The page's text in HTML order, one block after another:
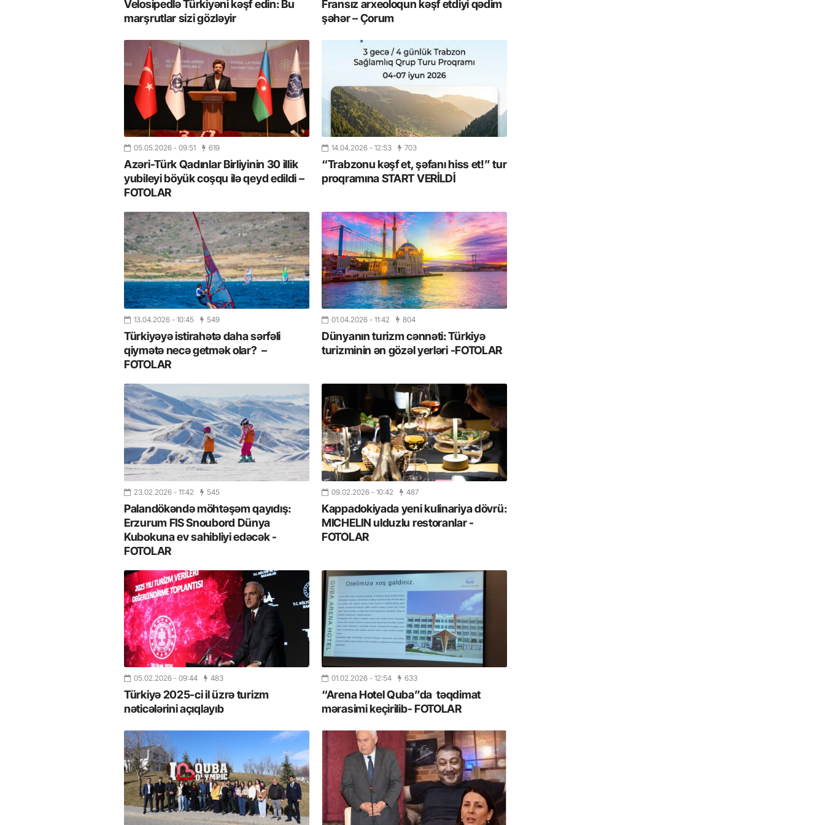
Velosipedlə Türkiyəni kəşf edin: Bu
marşrutlar sizi gözləyir
Fransız arxeoloqun kəşf etdiyi qədim
şəhər – Çorum
05.05.2026 - 09:51 619
Azəri-Türk Qadınlar Birliyinin 30 illik
yubileyi böyük coşqu ilə qeyd edildi –
FOTOLAR
14.04.2026 - 12:53 703
“Trabzonu kəşf et, şəfanı hiss et!” tur
proqramına START VERİLDİ
13.04.2026 - 10:45 549
Türkiyəyə istirahətə daha sərfəli
qiymətə necə getmək olar? –
FOTOLAR
01.04.2026 - 11:42 804
Dünyanın turizm cənnəti: Türkiyə
turizminin ən gözəl yerləri -FOTOLAR
23.02.2026 - 11:42 545
Palandökəndə möhtəşəm qayıdış:
Erzurum FIS Snoubord Dünya
Kubokuna ev sahibliyi edəcək -
FOTOLAR
09.02.2026 - 10:42 487
Kappadokiyada yeni kulinariya dövrü:
MICHELIN ulduzlu restoranlar -
FOTOLAR
05.02.2026 - 09:44 483
Türkiyə 2025-ci il üzrə turizm
nəticələrini açıqlayıb
01.02.2026 - 12:54 633
“Arena Hotel Quba”da təqdimat
mərasimi keçirilib- FOTOLAR